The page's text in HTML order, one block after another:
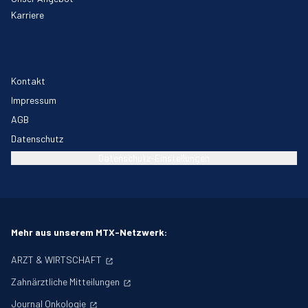
Karriere
Kontakt
Impressum
AGB
Datenschutz
Mehr aus unserem MTX-Netzwerk:
ARZT & WIRTSCHAFT
Zahnärztliche Mitteilungen
Journal Onkologie